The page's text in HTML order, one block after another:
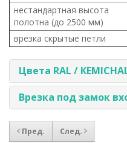
нестандартная высота
полотна (до 2500 мм)
врезка скрытые петли
Цвета RAL /
Врезка под замок
Пред. След.